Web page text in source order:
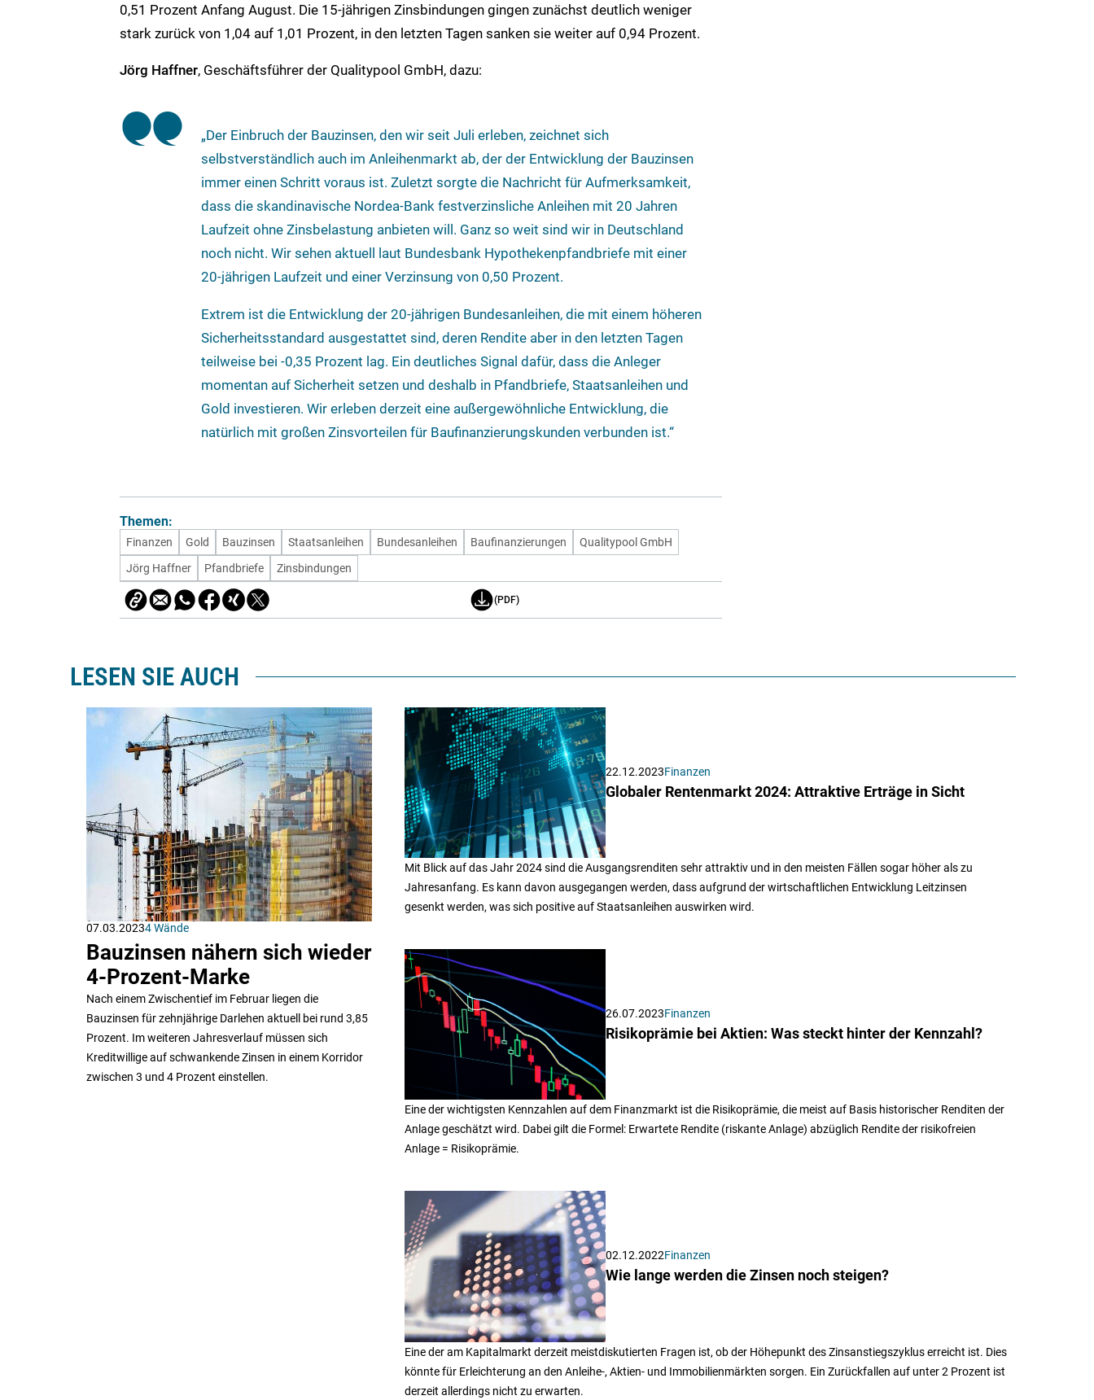
0,51 Prozent Anfang August. Die 15-jährigen Zinsbindungen gingen zunächst deutlich weniger
stark zurück von 1,04 auf 1,01 Prozent, in den letzten Tagen sanken sie weiter auf 0,94 Prozent.
Jörg Haffner, Geschäftsführer der Qualitypool GmbH, dazu:
„Der Einbruch der Bauzinsen, den wir seit Juli erleben, zeichnet sich
selbstverständlich auch im Anleihenmarkt ab, der der Entwicklung der Bauzinsen
immer einen Schritt voraus ist. Zuletzt sorgte die Nachricht für Aufmerksamkeit,
dass die skandinavische Nordea-Bank festverzinsliche Anleihen mit 20 Jahren
Laufzeit ohne Zinsbelastung anbieten will. Ganz so weit sind wir in Deutschland
noch nicht. Wir sehen aktuell laut Bundesbank Hypothekenpfandbriefe mit einer
20-jährigen Laufzeit und einer Verzinsung von 0,50 Prozent.
Extrem ist die Entwicklung der 20-jährigen Bundesanleihen, die mit einem höheren
Sicherheitsstandard ausgestattet sind, deren Rendite aber in den letzten Tagen
teilweise bei -0,35 Prozent lag. Ein deutliches Signal dafür, dass die Anleger
momentan auf Sicherheit setzen und deshalb in Pfandbriefe, Staatsanleihen und
Gold investieren. Wir erleben derzeit eine außergewöhnliche Entwicklung, die
natürlich mit großen Zinsvorteilen für Baufinanzierungskunden verbunden ist.“
Themen:
Finanzen Gold Bauzinsen Staatsanleihen Bundesanleihen Baufinanzierungen
Qualitypool GmbH
Jörg Haffner
Pfandbriefe Zinsbindungen
(PDF)
LESEN SIE AUCH
07.03.20234 Wände
Bauzinsen nähern sich wieder
4-Prozent-Marke
Nach einem Zwischentief im Februar liegen die
Bauzinsen für zehnjährige Darlehen aktuell bei rund 3,85
Prozent. Im weiteren Jahresverlauf müssen sich
Kreditwillige auf schwankende Zinsen in einem Korridor
zwischen 3 und 4 Prozent einstellen.
22.12.2023Finanzen
Globaler Rentenmarkt 2024: Attraktive Erträge in Sicht
Mit Blick auf das Jahr 2024 sind die Ausgangsrenditen sehr attraktiv und in den meisten Fällen sogar höher als zu
Jahresanfang. Es kann davon ausgegangen werden, dass aufgrund der wirtschaftlichen Entwicklung Leitzinsen
gesenkt werden, was sich positive auf Staatsanleihen auswirken wird.
26.07.2023Finanzen
Risikoprämie bei Aktien: Was steckt hinter der Kennzahl?
Eine der wichtigsten Kennzahlen auf dem Finanzmarkt ist die Risikoprämie, die meist auf Basis historischer Renditen der
Anlage geschätzt wird. Dabei gilt die Formel: Erwartete Rendite (riskante Anlage) abzüglich Rendite der risikofreien
Anlage = Risikoprämie.
02.12.2022Finanzen
Wie lange werden die Zinsen noch steigen?
Eine der am Kapitalmarkt derzeit meistdiskutierten Fragen ist, ob der Höhepunkt des Zinsanstiegszyklus erreicht ist. Dies
könnte für Erleichterung an den Anleihe-, Aktien- und Immobilienmärkten sorgen. Ein Zurückfallen auf unter 2 Prozent ist
derzeit allerdings nicht zu erwarten.